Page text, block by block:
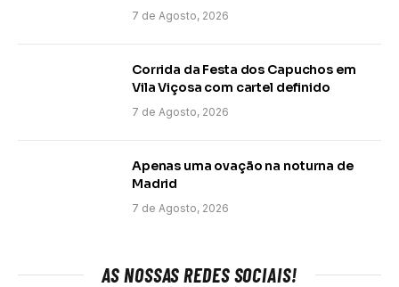
7 de Agosto, 2026
Corrida da Festa dos Capuchos em
Vila Viçosa com cartel definido
7 de Agosto, 2026
Apenas uma ovação na noturna de
Madrid
7 de Agosto, 2026
AS NOSSAS REDES SOCIAIS!